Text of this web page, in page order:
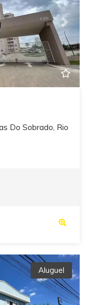
Next
Do Sobrado, Rio
Aluguel